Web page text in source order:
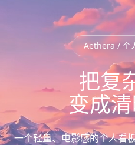
Aethera / 个
把复
变成
一个轻量、电影感的个人看